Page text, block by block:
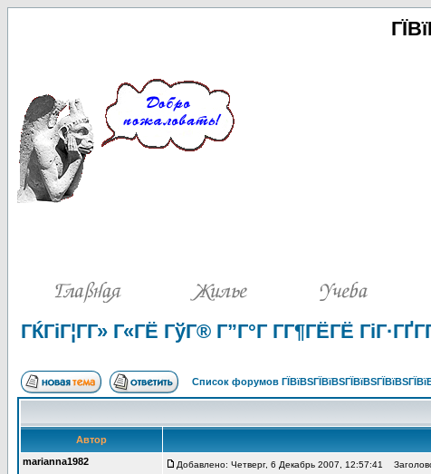
ГЌГіГ¦Г­Г» Г«ГЁ ГўГ® Г”Г°Г Г­Г¶ГЁГЁ
Список форумов
Автор
marianna1982
Добавлено: Четверг, 6 Декабрь 2007, 12:57:41